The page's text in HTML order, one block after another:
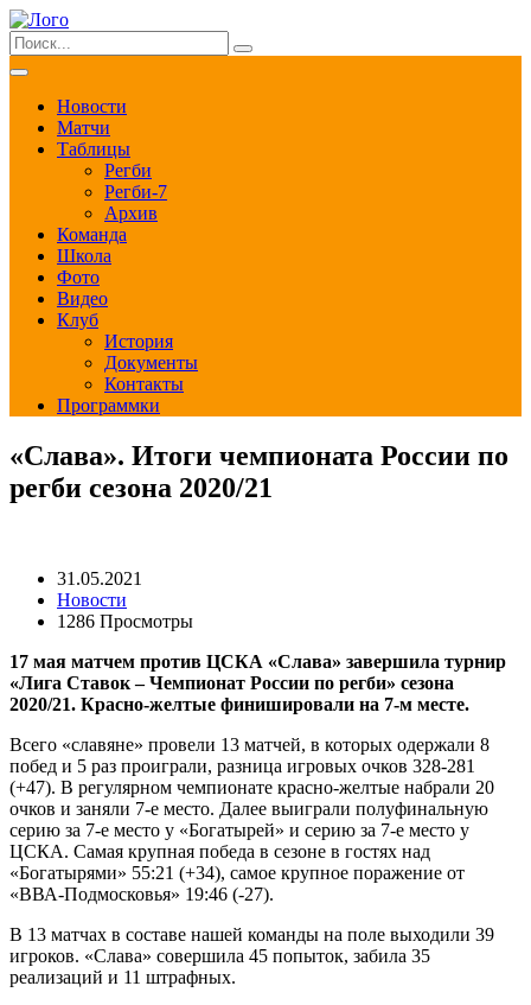
Новости
Матчи
Таблицы
Регби
Регби-7
Архив
Команда
Школа
Фото
Видео
Клуб
История
Документы
Контакты
Программки
«Слава». Итоги чемпионата России по
регби сезона 2020/21
31.05.2021
Новости
1286 Просмотры
17 мая матчем против ЦСКА «Слава» завершила турнир
«Лига Ставок – Чемпионат России по регби» сезона
2020/21. Красно-желтые финишировали на 7-м месте.
Всего «славяне» провели 13 матчей, в которых одержали 8
побед и 5 раз проиграли, разница игровых очков 328-281
(+47). В регулярном чемпионате красно-желтые набрали 20
очков и заняли 7-е место. Далее выиграли полуфинальную
серию за 7-е место у «Богатырей» и серию за 7-е место у
ЦСКА. Самая крупная победа в сезоне в гостях над
«Богатырями» 55:21 (+34), самое крупное поражение от
«ВВА-Подмосковья» 19:46 (-27).
В 13 матчах в составе нашей команды на поле выходили 39
игроков. «Слава» совершила 45 попыток, забила 35
реализаций и 11 штрафных.